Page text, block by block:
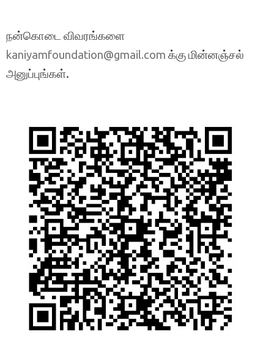
நன்கொடை விவரங்களை
kaniyamfoundation@gmail.com க்கு மின்னஞ்சல்
அனுப்புங்கள்.